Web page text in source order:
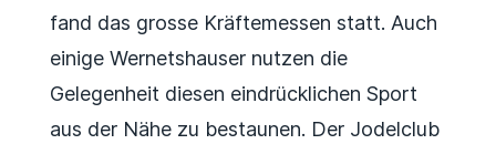
fand das grosse Kräftemessen statt. Auch
einige Wernetshauser nutzen die
Gelegenheit diesen eindrücklichen Sport
aus der Nähe zu bestaunen. Der Jodelclub